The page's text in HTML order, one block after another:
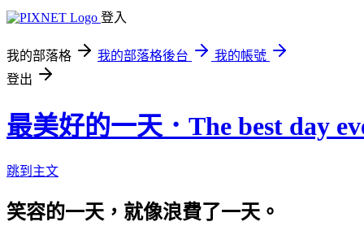
登入
我的部落格 我的部落格後台
我的帳號
登出
最美好的一天．The best day
跳到主文
笑容的一天，就像浪費了一天。